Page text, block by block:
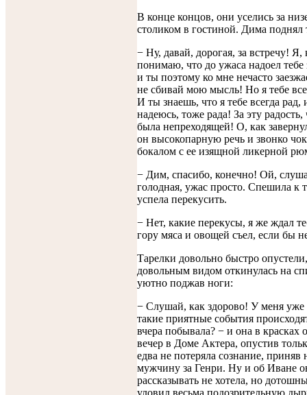
В конце концов, они уселись за
столиком в гостиной. Дима поднял
− Ну, давай, дорогая, за встречу! Я,
понимаю, что до ужаса надоел тебе
и ты поэтому ко мне нечасто
не сбивай мою мысль! Но я тебе
И ты знаешь, что я тебе всегда рад,
надеюсь, тоже рада! За эту
была непреходящей! О, как
он высокопарную речь и звонко
бокалом с ее изящной ликерной
− Дим, спасибо, конечно! Ой,
голодная, ужас просто. Спешила к
успела перекусить.
− Нет, какие перекусы, я же ждал
гору мяса и овощей съел, если бы
Тарелки довольно быстро
довольным видом откинулась на
уютно поджав ноги:
− Слушай, как здорово! У меня уже
такие приятные события
вчера побывала? − и она в красках
вечер в Доме Актера, опустив
едва не потеряла сознание, приняв
мужчину за Генри. Ну и об Иване
рассказывать не хотела, но
уловил весьма подозрительную